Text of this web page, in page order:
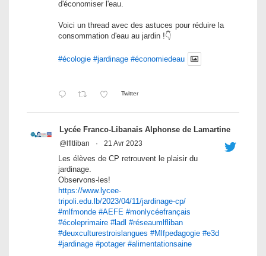
d'économiser l'eau.
Voici un thread avec des astuces pour réduire la
consommation d'eau au jardin !👇
#écologie #jardinage #économiedeau
Twitter
Lycée Franco-Libanais Alphonse de Lamartine
@lfltliban · 21 Avr 2023
Les élèves de CP retrouvent le plaisir du
jardinage.
Observons-les!
https://www.lycee-
tripoli.edu.lb/2023/04/11/jardinage-cp/
#mlfmonde #AEFE #monlycéefrançais
#écoleprimaire #ladl #réseaumlfliban
#deuxculturestroislangues #Mlfpedagogie #e3d
#jardinage #potager #alimentationsaine